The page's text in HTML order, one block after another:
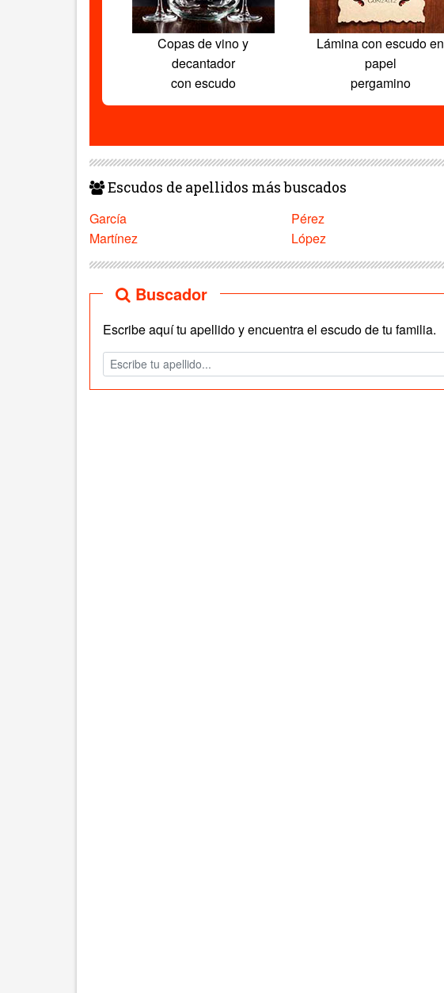
Copas de vino y
decantador
con escudo
Lámina con escudo en
papel
pergamino
Escudos de apellidos más buscados
García
Pérez
Martínez
López
Buscador
Escribe aquí tu apellido y encuentra el escudo de tu familia.